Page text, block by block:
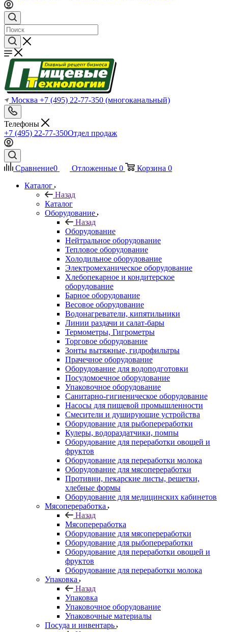
Москва +7 (495) 22-77-350 (многоканальный)
Телефоны
+7 (495) 22-77-350Отдел продаж
Сравнение0 Отложенные 0 Корзина 0
Каталог
Назад
Каталог
Оборудование
Назад
Оборудование
Нейтральное оборудование
Тепловое оборудование
Холодильное оборудование
Электромеханическое оборудование
Хлебопекарное и кондитерское
оборудование
Барное оборудование
Весовое оборудование
Водонагреватели, кипятильники
Линии раздачи и салат-бары
Термометры, Гигрометры
Торговое оборудование
Зонты вытяжные, гидрофильтры
Прачечное оборудование
Оборудование для водоподготовки
Посудомоечное оборудование
Упаковочное оборудование
Санитарно-гигиеническое оборудование
Насосы для пищевой промышленности
Смесители и душирующие устройства
Оборудование для рыбопереработки
Кулеры, водораздатчики, помпы
Оборудование для переработки овощей и
фруктов
Оборудование для переработки молока
Оборудование для мясопереработки
Противни, пекарские листы, решетки,
хлебные формы
Оборудование для медицинских кабинетов
Мясопереработка
Назад
Мясопереработка
Оборудование для мясопереработки
Оборудование для рыбопереработки
Оборудование для переработки овощей и
фруктов
Оборудование для переработки молока
Упаковка
Назад
Упаковка
Упаковочное оборудование
Упаковочные материалы
Посуда и инвентарь